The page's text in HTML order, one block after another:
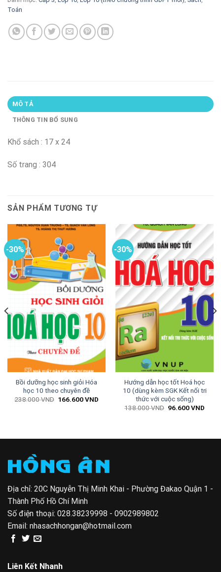
Toán
MÔ TẢ
THÔNG TIN BỔ SUNG
Khổ sách : 17 x 24
Số trang : 304
SẢN PHẨM TƯƠNG TỰ
-30%
Bồi dưỡng học sinh giỏi Hóa
học 10 theo chuyên đề
238.000VND Giá
166.600VND
-30%
Hướng dẫn học tốt Hoá học
10 (dùng kèm SGK Kết nối tri
thức với cuộc sống)
138.000VND Giá
96.600VND
Địa chỉ: 20C Nguyễn Thị Minh Khai - Phường Đakao Quận 1 -
Thành Phố Hồ Chí Minh
Số điện thoại: 028.38239998 - 0902989802
Email: nhasachhongan@hotmail.com
Liên Kết Nhanh